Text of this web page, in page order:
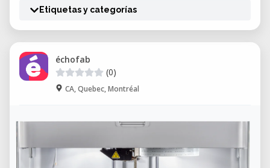
Etiquetas y categorías
échofab
(0)
CA, Quebec, Montréal